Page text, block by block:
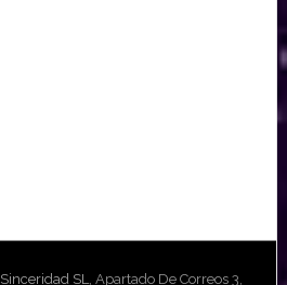
Sinceridad SL , Apartado De Correos 3,